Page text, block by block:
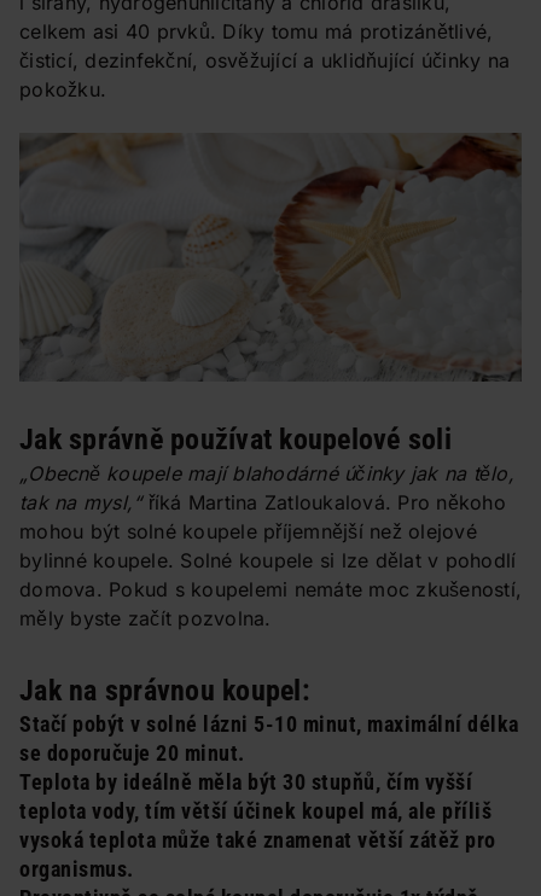
celkem asi 40 prvků. Díky tomu má protizánětlivé,
čisticí, dezinfekční, osvěžující a uklidňující účinky na
pokožku.
Jak správně používat koupelové soli
„Obecně koupele mají blahodárné účinky jak na tělo,
tak na mysl,“říká Martina Zatloukalová. Pro někoho
mohou být solné koupele příjemnější než olejové
bylinné koupele. Solné koupele si lze dělat v pohodlí
domova. Pokud s koupelemi nemáte moc zkušeností,
měly byste začít pozvolna.
Jak na správnou koupel:
Stačí pobýt v solné lázni 5-10 minut, maximální délka
se doporučuje 20 minut.
Teplota by ideálně měla být 30 stupňů, čím vyšší
teplota vody, tím větší účinek koupel má, ale příliš
vysoká teplota může také znamenat větší zátěž pro
organismus.